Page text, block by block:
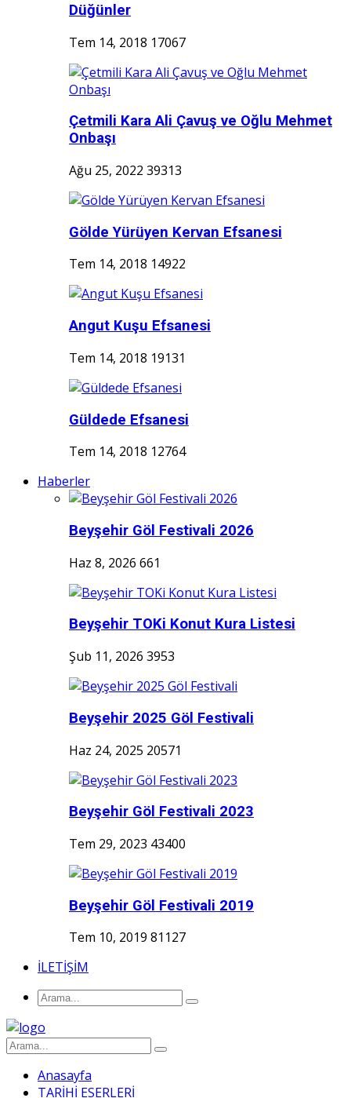
Düğünler
Tem 14, 2018 17067
Çetmili Kara Ali Çavuş ve Oğlu Mehmet
Onbaşı
Ağu 25, 2022 39313
Gölde Yürüyen Kervan Efsanesi
Tem 14, 2018 14922
Angut Kuşu Efsanesi
Tem 14, 2018 19131
Güldede Efsanesi
Tem 14, 2018 12764
Haberler
Beyşehir Göl Festivali 2026
Haz 8, 2026 661
Beyşehir TOKi Konut Kura Listesi
Şub 11, 2026 3953
Beyşehir 2025 Göl Festivali
Haz 24, 2025 20571
Beyşehir Göl Festivali 2023
Tem 29, 2023 43400
Beyşehir Göl Festivali 2019
Tem 10, 2019 81127
İLETİŞİM
Anasayfa
TARİHİ ESERLERİ